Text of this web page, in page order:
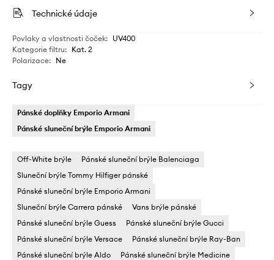
Technické údaje
Povlaky a vlastnosti čoček: UV400
Kategorie filtru: Kat. 2
Polarizace: Ne
Tagy
Pánské doplňky Emporio Armani
Pánské sluneční brýle Emporio Armani
Off-White brýle
Pánské sluneční brýle Balenciaga
Sluneční brýle Tommy Hilfiger pánské
Pánské sluneční brýle Emporio Armani
Sluneční brýle Carrera pánské
Vans brýle pánské
Pánské sluneční brýle Guess
Pánské sluneční brýle Gucci
Pánské sluneční brýle Versace
Pánské sluneční brýle Ray-Ban
Pánské sluneční brýle Aldo
Pánské sluneční brýle Medicine